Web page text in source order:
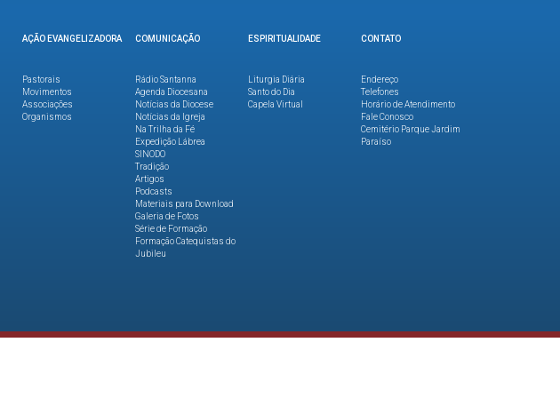
AÇÃO EVANGELIZADORA
Pastorais
Movimentos
Associações
Organismos
COMUNICAÇÃO
Rádio Santanna
Agenda Diocesana
Notícias da Diocese
Notícias da Igreja
Na Trilha da Fé
Expedição Lábrea
SINODO
Tradição
Artigos
Podcasts
Materiais para Download
Galeria de Fotos
Série de Formação
Formação Catequistas do
Jubileu
ESPIRITUALIDADE
Liturgia Diária
Santo do Dia
Capela Virtual
CONTATO
Endereço
Telefones
Horário de Atendimento
Fale Conosco
Cemitério Parque Jardim
Paraíso